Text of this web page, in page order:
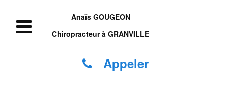
Anaïs GOUGEON
Chiropracteur à GRANVILLE
Appeler